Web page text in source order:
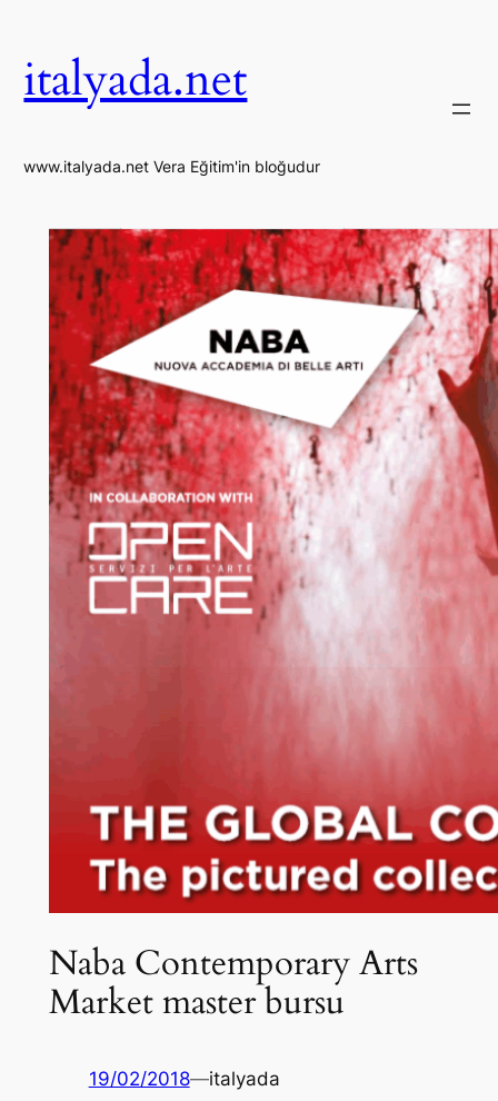
italyada.net
www.italyada.net Vera Eğitim'in bloğudur
Naba Contemporary Arts
Market master bursu
19/02/2018—italyada